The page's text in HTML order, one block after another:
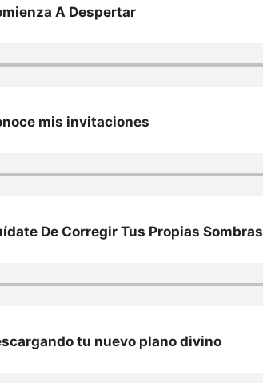
A Despertar
mis invitaciones
De Corregir Tus Propias Sombras
tu nuevo plano divino